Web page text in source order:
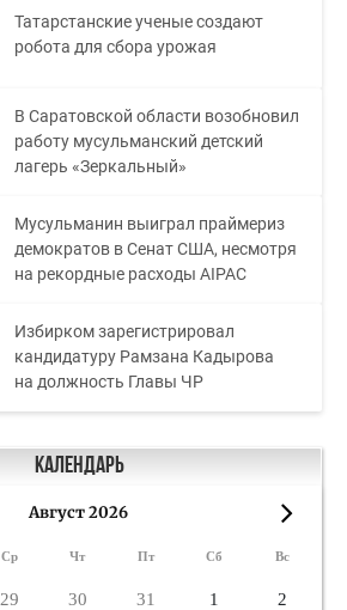
Татарстанские ученые создают
робота для сбора урожая
В Саратовской области возобновил
работу мусульманский детский
лагерь «Зеркальный»
Мусульманин выиграл праймериз
демократов в Сенат США, несмотря
на рекордные расходы AIPAC
Избирком зарегистрировал
кандидатуру Рамзана Кадырова
на должность Главы ЧР
Календарь
Август 2026
Ср Чт Пт Сб Вс
29 30 31 1 2